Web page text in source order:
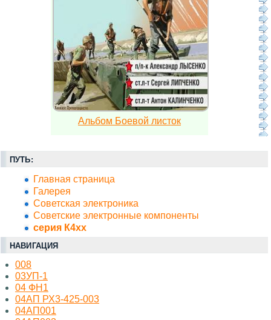
Альбом Боевой листок
ПУТЬ:
Главная страница
Галерея
Советская электроника
Советские электронные компоненты
серия К4хх
НАВИГАЦИЯ
008
03УП-1
04 ФН1
04АП РХ3-425-003
04АП001